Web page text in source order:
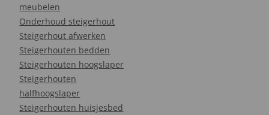
meubelen
Onderhoud steigerhout
Steigerhout afwerken
Steigerhouten bedden
Steigerhouten hoogslaper
Steigerhouten
halfhoogslaper
Steigerhouten huisjesbed